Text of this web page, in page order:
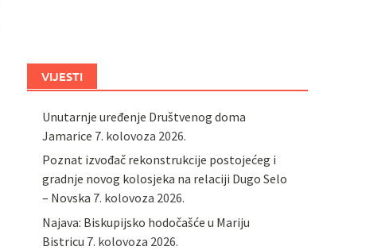
VIJESTI
Unutarnje uređenje Društvenog doma
Jamarice 7. kolovoza 2026.
Poznat izvođač rekonstrukcije postojećeg i
gradnje novog kolosjeka na relaciji Dugo Selo
– Novska 7. kolovoza 2026.
Najava: Biskupijsko hodočašće u Mariju
Bistricu 7. kolovoza 2026.